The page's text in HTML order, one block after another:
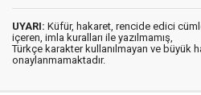
UYARI: Küfür, hakaret, rencide edici
içeren, imla kuralları ile yazılmamış,
Türkçe karakter kullanılmayan ve büyük
onaylanmamaktadır.